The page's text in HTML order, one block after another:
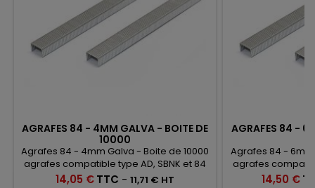
AGRAFES 84 - 4MM GALVA - BOITE DE
10000
Agrafes 84 - 4mm Galva - Boite de 10000
agrafes compatible type AD, SBNK et 84
Prix
14,05 €TTC - 11,71 € HT
AGRAFES 84 -
Agrafes 84 - 6mm
agrafes
Prix
14,50 €